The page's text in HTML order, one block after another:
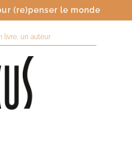
(re)penser le monde
Rechercher
sur
site